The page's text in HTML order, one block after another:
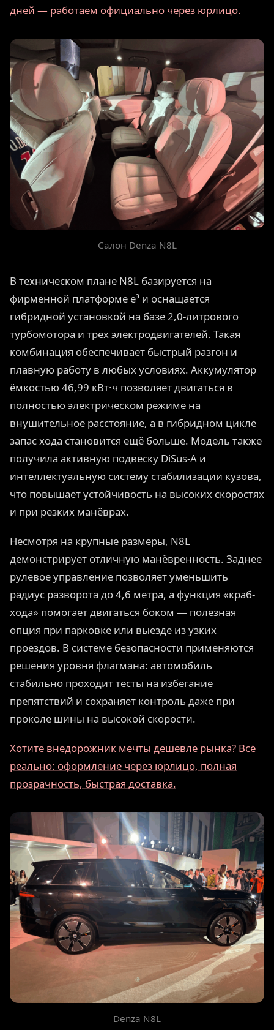
дней — работаем официально через юрлицо.
Салон Denza N8L
В техническом плане N8L базируется на
фирменной платформе e³ и оснащается
гибридной установкой на базе 2,0-литрового
турбомотора и трёх электродвигателей. Такая
комбинация обеспечивает быстрый разгон и
плавную работу в любых условиях. Аккумулятор
ёмкостью 46,99 кВт·ч позволяет двигаться в
полностью электрическом режиме на
внушительное расстояние, а в гибридном цикле
запас хода становится ещё больше. Модель также
получила активную подвеску DiSus-A и
интеллектуальную систему стабилизации кузова,
что повышает устойчивость на высоких скоростях
и при резких манёврах.
Несмотря на крупные размеры, N8L
демонстрирует отличную манёвренность. Заднее
рулевое управление позволяет уменьшить
радиус разворота до 4,6 метра, а функция «краб-
хода» помогает двигаться боком — полезная
опция при парковке или выезде из узких
проездов. В системе безопасности применяются
решения уровня флагмана: автомобиль
стабильно проходит тесты на избегание
препятствий и сохраняет контроль даже при
проколе шины на высокой скорости.
Хотите внедорожник мечты дешевле рынка? Всё
реально: оформление через юрлицо, полная
прозрачность, быстрая доставка.
Denza N8L